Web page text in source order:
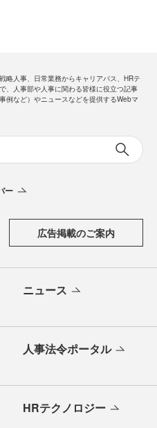
略人事、日常業務からキャリアパス、HRテ
、人事部や人事に関わる皆様に役立つ記事
事例など）やニュースなどを提供するWebマ
ー
広告掲載のご案内
ニュース
人事法令ポータル
HRテクノロジー